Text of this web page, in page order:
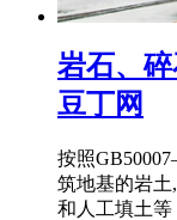
岩石、
豆丁网
按照
筑地基的岩
和人工填土等